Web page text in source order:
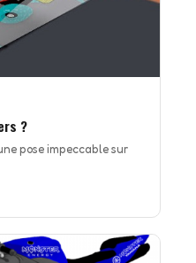
?
pose impeccable sur